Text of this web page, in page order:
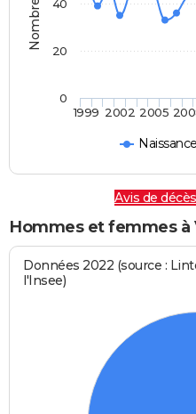
1999 2002 2005
0
20
40
Avis de
Hommes et femmes à
Données 2022 (source :
l'Insee)